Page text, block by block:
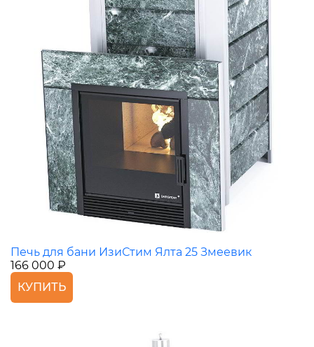
Печь для бани ИзиСтим Ялта 25 Змеевик
166 000 ₽
КУПИТЬ